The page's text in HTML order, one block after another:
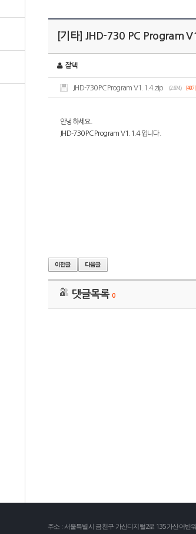
[기타] JHD-730 PC Program
잘텍
JHD-730 PC Program V1.1.4.zip (2.6M) [407]
안녕하세요.
JHD-730 PC Program V1.1.4 입니다.
댓글목록 0
주소 : 서울특별시 금천구 가산디지털2로 135 가산어반